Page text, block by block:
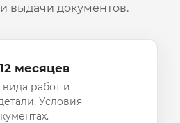
выдачи документов.
месяцев
вида работ и
Условия